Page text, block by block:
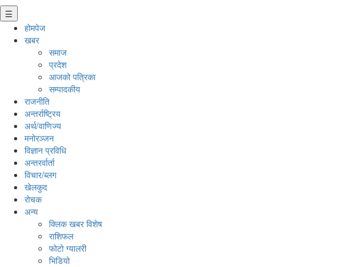
☰
होमपेज
खबर
समाज
प्रदेश
आजको पत्रिका
सम्पादकीय
राजनीति
अन्तर्राष्ट्रिय
अर्थ/वाणिज्य
मनाेरञ्जन
विज्ञान प्रविधि
अन्तरर्वार्ता
विचार/ब्लग
खेलकुद
रोचक
अन्य
क्लिक खबर विशेष
राशिफल
फोटो ग्यालरी
भिडियो